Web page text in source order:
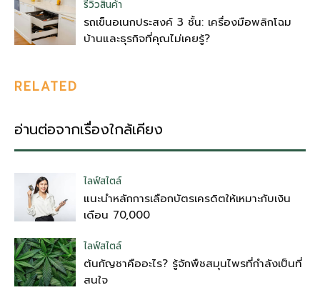
รีวิวสินค้า
รถเข็นอเนกประสงค์ 3 ชั้น: เครื่องมือพลิกโฉม
บ้านและธุรกิจที่คุณไม่เคยรู้?
RELATED
อ่านต่อจากเรื่องใกล้เคียง
ไลฟ์สไตล์
แนะนำหลักการเลือกบัตรเครดิตให้เหมาะกับเงิน
เดือน 70,000
ไลฟ์สไตล์
ต้นกัญชาคืออะไร? รู้จักพืชสมุนไพรที่กำลังเป็นที่
สนใจ